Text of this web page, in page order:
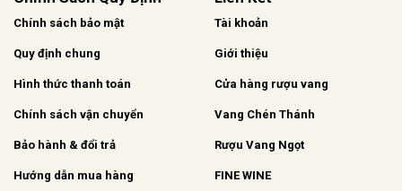
Chính sách bảo mật
Quy định chung
Hình thức thanh toán
Chính sách vận chuyển
Bảo hành & đổi trả
Hướng dẫn mua hàng
Tài khoản
Giới thiệu
Cửa hàng rượu vang
Vang Chén Thánh
Rượu Vang Ngọt
FINE WINE